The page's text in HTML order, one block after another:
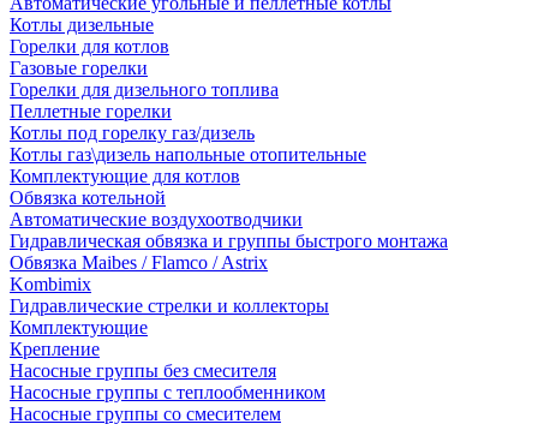
Котлы дизельные
Горелки для котлов
Газовые горелки
Горелки для дизельного топлива
Пеллетные горелки
Котлы под горелку газ/дизель
Котлы газ\дизель напольные отопительные
Комплектующие для котлов
Обвязка котельной
Автоматические воздухоотводчики
Гидравлическая обвязка и группы быстрого монтажа
Обвязка Maibes / Flamco / Astrix
Kombimix
Гидравлические стрелки и коллекторы
Комплектующие
Крепление
Насосные группы без смесителя
Насосные группы с теплообменником
Насосные группы со смесителем